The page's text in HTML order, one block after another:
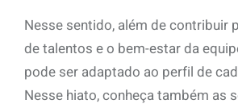
Nesse sentido, além de contribuir
de talentos e o bem-estar da
pode ser adaptado ao perfil de
Nesse hiato, conheça também as